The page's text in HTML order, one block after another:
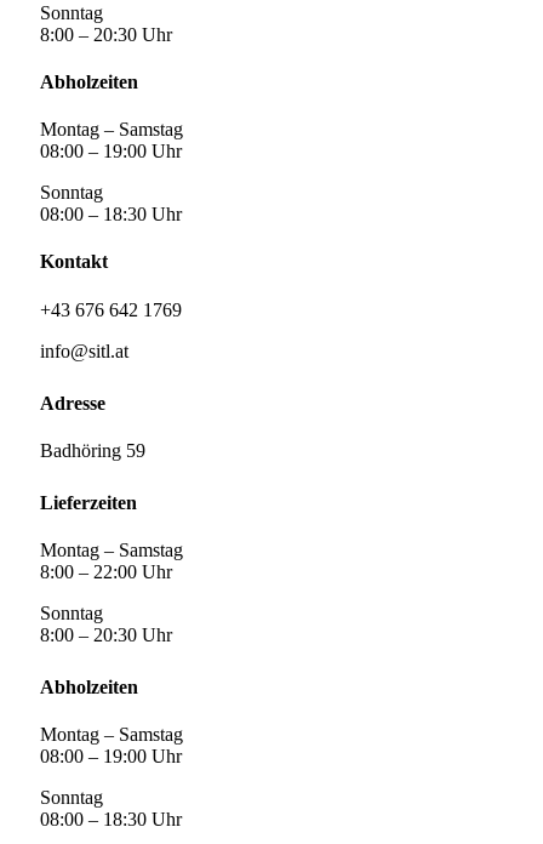
Sonntag
8:00 – 20:30 Uhr
Abholzeiten
Montag – Samstag
08:00 – 19:00 Uhr
Sonntag
08:00 – 18:30 Uhr
Kontakt
+43 676 642 1769
info@sitl.at
Adresse
Badhöring 59
Lieferzeiten
Montag – Samstag
8:00 – 22:00 Uhr
Sonntag
8:00 – 20:30 Uhr
Abholzeiten
Montag – Samstag
08:00 – 19:00 Uhr
Sonntag
08:00 – 18:30 Uhr